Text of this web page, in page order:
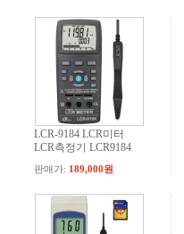
LCR-9184 LCR미터
LCR측정기 LCR9184
판매가: 189,000원